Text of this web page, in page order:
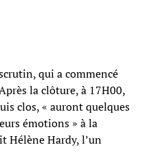
qui a commencé
la clôture, à 17H00,
clos, « auront quelques
émotions » à la
Hélène Hardy, l’un